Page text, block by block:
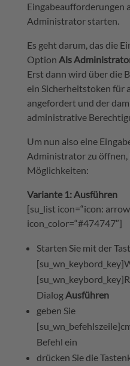
Eingabeaufforderungen
Administrator starten.
Es geht darum, das die
Option Als
Erst dann wird über die
ein Sicherheitstoken für
angefordert und der
administrative
Um nun also eine
Administrator zu öffnen,
Möglichkeiten:
Variante 1: Ausführen
[su_list icon=“icon:
icon_color=“#474747″]
Starten Sie mit der
DialogAusführen
geben Sie
Befehl ein
drücken Sie die